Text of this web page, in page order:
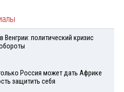
Венгрии: политический кризис
Россия может дать Африке
защитить себя